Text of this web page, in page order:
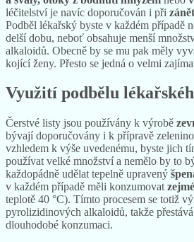
léčitelství je navíc doporučován i při
Podběl lékařský byste v každém případě
delší dobu, neboť obsahuje menší
alkaloidů. Obecně by se mu pak měly
kojící ženy. Přesto se jedná o velmi
Využití podbělu
Čerstvé listy jsou používány k výrobě
bývají doporučovány i k přípravě
vzhledem k výše uvedenému, byste jich
používat velké množství a nemělo by to
každopádně udělat tepelně upravený
v každém případě měli konzumovat
teplotě 40 °C). Tímto procesem se totiž
pyrolizidinových alkaloidů, takže
dlouhodobé konzumaci.